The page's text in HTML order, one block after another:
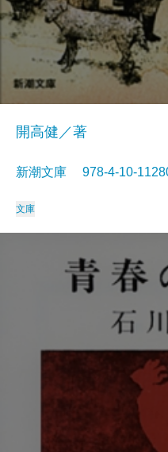
開高健／著
新潮文庫 978-4-10-
文庫